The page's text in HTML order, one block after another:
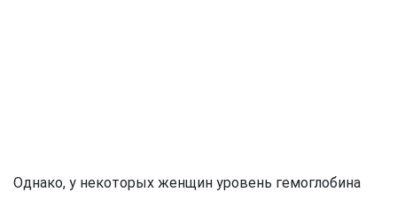
Однако, у некоторых женщин уровень гемоглобина